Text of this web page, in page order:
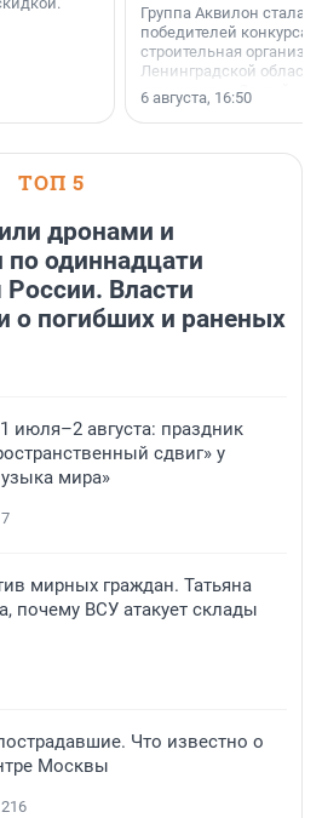
Группа Аквилон стала
победителей конкурса
строительная
Ленинградской области
номинации «Самый
застройщик
области».
6 августа, 16:50
ТОП 5
дронами и
по одиннадцати
России. Власти
о погибших и раненых
июля–2 августа: праздник
сдвиг» у
мира»
7
мирных граждан. Татьяна
почему ВСУ атакует склады
Что известно о
Москвы
216